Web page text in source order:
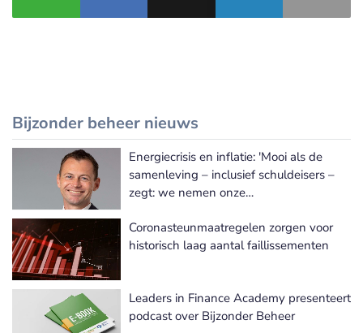
Bijzonder beheer nieuws
Meer Bijzonder beheer nieuws
Energiecrisis en inflatie: 'Mooi als de
samenleving – inclusief schuldeisers –
zegt: we nemen onze
groepen'
Coronasteunmaatregelen zorgen voor
historisch laag aantal faillissementen
Leaders in Finance Academy presenteert
podcast over Bijzonder Beheer